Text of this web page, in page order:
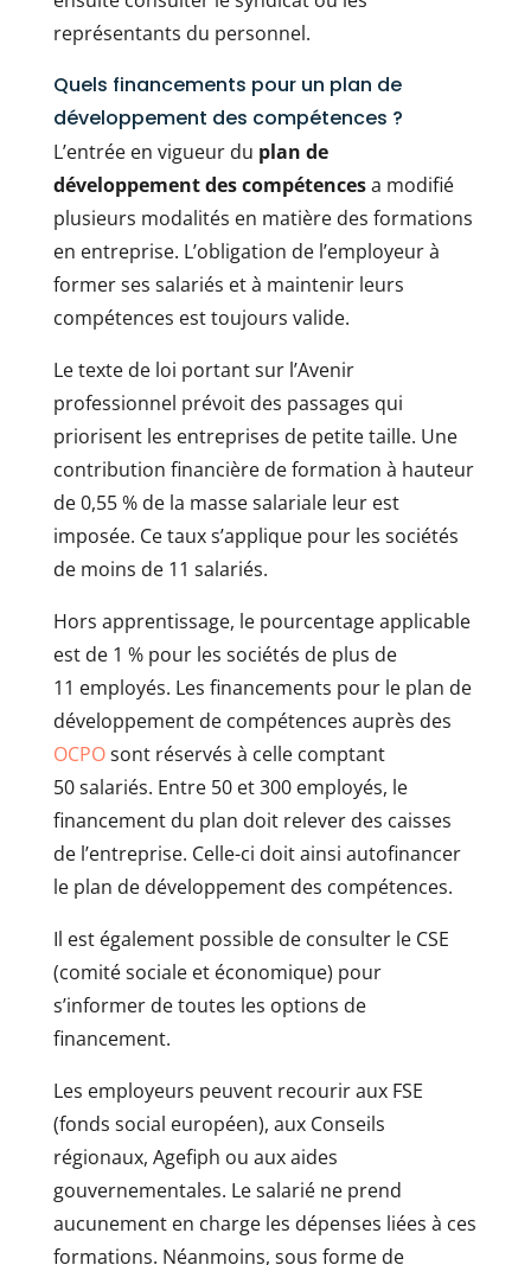
représentants du personnel.
Quels financements pour un plan de
développement des compétences ?
L’entrée en vigueur du plan de
développement des compétencesa modifié
plusieurs modalités en matière des formations
en entreprise. L’obligation de l’employeur à
former ses salariés et à maintenir leurs
compétences est toujours valide.
Le texte de loi portant sur l’Avenir
professionnel prévoit des passages qui
priorisent les entreprises de petite taille. Une
contribution financière de formation à hauteur
de 0,55 % de la masse salariale leur est
imposée. Ce taux s’applique pour les sociétés
de moins de 11 salariés.
Hors apprentissage, le pourcentage applicable
est de 1 % pour les sociétés de plus de
11 employés. Les financements pour le plan de
développement de compétences auprès des
OCPOsont réservés à celle comptant
50 salariés. Entre 50 et 300 employés, le
financement du plan doit relever des caisses
de l’entreprise. Celle-ci doit ainsi autofinancer
le plan de développement des compétences.
Il est également possible de consulter le CSE
(comité sociale et économique) pour
s’informer de toutes les options de
financement.
Les employeurs peuvent recourir aux FSE
(fonds social européen), aux Conseils
régionaux, Agefiph ou aux aides
gouvernementales. Le salarié ne prend
aucunement en charge les dépenses liées à ces
formations. Néanmoins, sous forme de